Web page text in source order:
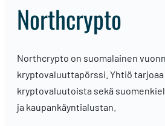
Northcrypto
Northcrypto on suomalainen
kryptovaluuttapörssi. Yhtiö
kryptovaluutoista sekä
ja kaupankäyntialustan.